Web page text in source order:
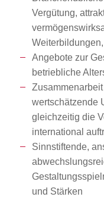
Vergütung,
Angebote zur
betriebliche
wertschätzende
gleichzeitig die
international
Sinnstiftende,
und Stärken